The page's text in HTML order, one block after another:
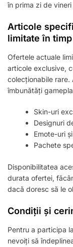
în prima zi de
Articole
limitate în timp
Ofertele actuale
articole exclusive,
colecționabile
îmbunătăți
Skin-uri
Designuri
Emote-uri
Pachete
Disponibilitatea
durata ofertei,
dacă doresc să le
Condiții și
Pentru a participa
nevoiți să